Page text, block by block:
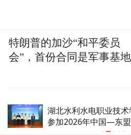
湖北水利水电职业技
参加2026年中国—东
流周活动并作主旨报告
特朗普的加沙“和平委员
会”，首份合同是军事基地